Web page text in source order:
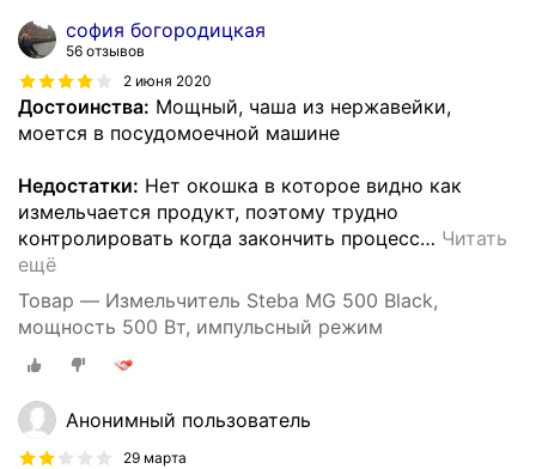
софия богородицкая
56 отзывов
2 июня 2020
Достоинства: Мощный, чаша из нержавейки,
моется в посудомоечной машине
Недостатки: Нет окошка в которое видно как
измельчается продукт, поэтому трудно
контролировать когда закончить процесс… Читать
ещё
Товар — Измельчитель Steba MG 500 Black,
мощность 500 Вт, импульсный режим
Анонимный пользователь
29 марта